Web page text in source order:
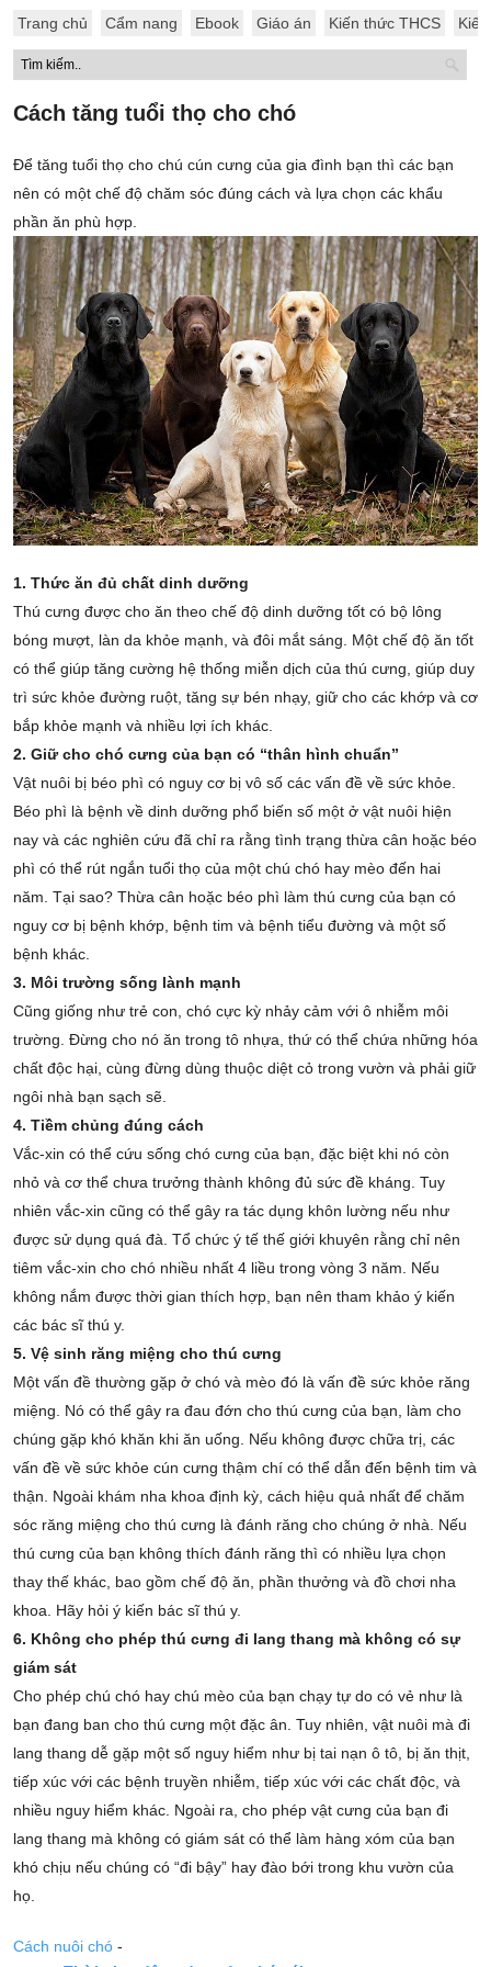
Trang chủ Cẩm nang Ebook Giáo án Kiến thức THCS
Cách tăng tuổi thọ cho chó
Để tăng tuổi thọ cho chú cún cưng của gia đình bạn thì các bạn
nên có một chế độ chăm sóc đúng cách và lựa chọn các khẩu
phần ăn phù hợp.
1. Thức ăn đủ chất dinh dưỡng
Thú cưng được cho ăn theo chế độ dinh dưỡng tốt có bộ lông
bóng mượt, làn da khỏe mạnh, và đôi mắt sáng. Một chế độ ăn tốt
có thể giúp tăng cường hệ thống miễn dịch của thú cưng, giúp duy
trì sức khỏe đường ruột, tăng sự bén nhạy, giữ cho các khớp và cơ
bắp khỏe mạnh và nhiều lợi ích khác.
2. Giữ cho chó cưng của bạn có “thân hình chuẩn”
Vật nuôi bị béo phì có nguy cơ bị vô số các vấn đề về sức khỏe.
Béo phì là bệnh về dinh dưỡng phổ biến số một ở vật nuôi hiện
nay và các nghiên cứu đã chỉ ra rằng tình trạng thừa cân hoặc béo
phì có thể rút ngắn tuổi thọ của một chú chó hay mèo đến hai
năm. Tại sao? Thừa cân hoặc béo phì làm thú cưng của bạn có
nguy cơ bị bệnh khớp, bệnh tim và bệnh tiểu đường và một số
bệnh khác.
3. Môi trường sống lành mạnh
Cũng giống như trẻ con, chó cực kỳ nhảy cảm với ô nhiễm môi
trường. Đừng cho nó ăn trong tô nhựa, thứ có thể chứa những hóa
chất độc hại, cùng đừng dùng thuộc diệt cỏ trong vườn và phải giữ
ngôi nhà bạn sạch sẽ.
4. Tiềm chủng đúng cách
Vắc-xin có thể cứu sống chó cưng của bạn, đặc biệt khi nó còn
nhỏ và cơ thể chưa trưởng thành không đủ sức đề kháng. Tuy
nhiên vắc-xin cũng có thể gây ra tác dụng khôn lường nếu như
được sử dụng quá đà. Tổ chức ý tế thế giới khuyên rằng chỉ nên
tiêm vắc-xin cho chó nhiều nhất 4 liều trong vòng 3 năm. Nếu
không nắm được thời gian thích hợp, bạn nên tham khảo ý kiến
các bác sĩ thú y.
5. Vệ sinh răng miệng cho thú cưng
Một vấn đề thường gặp ở chó và mèo đó là vấn đề sức khỏe răng
miệng. Nó có thể gây ra đau đớn cho thú cưng của bạn, làm cho
chúng gặp khó khăn khi ăn uống. Nếu không được chữa trị, các
vấn đề về sức khỏe cún cưng thậm chí có thể dẫn đến bệnh tim và
thận. Ngoài khám nha khoa định kỳ, cách hiệu quả nhất để chăm
sóc răng miệng cho thú cưng là đánh răng cho chúng ở nhà. Nếu
thú cưng của bạn không thích đánh răng thì có nhiều lựa chọn
thay thế khác, bao gồm chế độ ăn, phần thưởng và đồ chơi nha
khoa. Hãy hỏi ý kiến bác sĩ thú y.
6. Không cho phép thú cưng đi lang thang mà không có sự
giám sát
Cho phép chú chó hay chú mèo của bạn chạy tự do có vẻ như là
bạn đang ban cho thú cưng một đặc ân. Tuy nhiên, vật nuôi mà đi
lang thang dễ gặp một số nguy hiểm như bị tai nạn ô tô, bị ăn thịt,
tiếp xúc với các bệnh truyền nhiễm, tiếp xúc với các chất độc, và
nhiều nguy hiểm khác. Ngoài ra, cho phép vật cưng của bạn đi
lang thang mà không có giám sát có thể làm hàng xóm của bạn
khó chịu nếu chúng có “đi bậy” hay đào bới trong khu vườn của
họ.
Cách nuôi chó -